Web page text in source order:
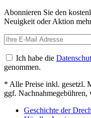
Abonnieren Sie den
Neuigkeit oder Aktion
Ich habe die
genommen.
* Alle Preise inkl. gesetzl.
ggf. Nachnahmegebühren,
Geschichte der